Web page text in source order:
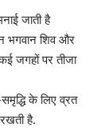
जाती है
भगवान शिव और
जगहों पर तीजा
के लिए व्रत
है.